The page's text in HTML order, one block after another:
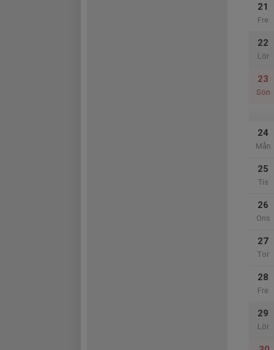
21
Fre
22
Lör
23
Sön
24
Mån
25
Tis
26
Ons
27
Tor
28
Fre
29
Lör